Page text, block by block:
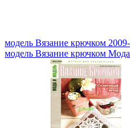
модель Вязание крючком
модель Вязание крючком